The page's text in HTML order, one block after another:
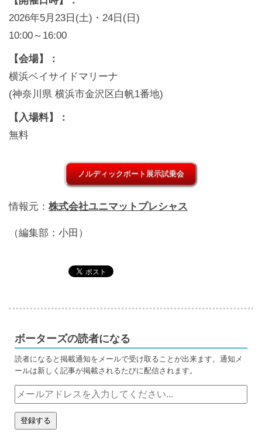
2026年5月23日(土)・24日(日)
10:00～16:00
【会場】：
横浜ベイサイドマリーナ
(神奈川県 横浜市金沢区白帆1番地)
【入場料】：
無料
ノルディックボート展示試乗会
情報元： 株式会社ユニマットプレシャス
（編集部：小田）
ボーターズの読者になる
読者になると掲載通知をメールで受け取ることが出来ます。通知メ
ールは新しく記事が掲載されるたびに配信されます。